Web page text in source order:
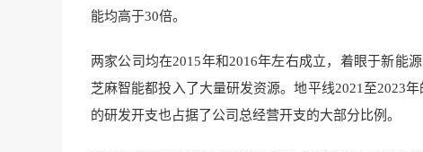
能均高于30倍。
两家公司均在2015年和2016年左右成立，着眼于新能
芝麻智能都投入了大量研发资源。地平线2021至2023
的研发开支也占据了公司总经营开支的大部分比例。